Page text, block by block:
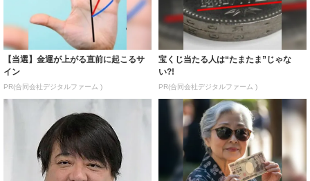
【当選】金運が上がる直前に起こるサ
イン
PR(合同会社デジタルファーム )
宝くじ当たる人は“たまたま”じゃな
い?!
PR(合同会社デジタルファーム )